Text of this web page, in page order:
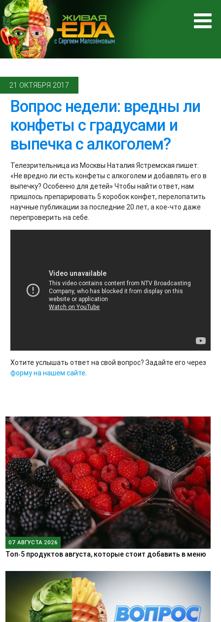
21 ОКТЯБРЯ 2017
Вопрос недели: вредны ли
конфеты с градусами и
выпечка с алкоголем?
Телезрительница из Москвы Наталия Ястремская пишет:
«Не вредно ли есть конфеты с алкоголем и добавлять его в
выпечку? Особенно для детей» Чтобы найти ответ, нам
пришлось препарировать 5 коробок конфет, перелопатить
научные публикации за последние 20 лет, а кое-что даже
перепроверить на себе.
Хотите услышать ответ на свой вопрос? Задайте его через
форму на нашем сайте.
07 АВГУСТА 2026
Топ‑5 продуктов августа, которые стоит добавить в меню